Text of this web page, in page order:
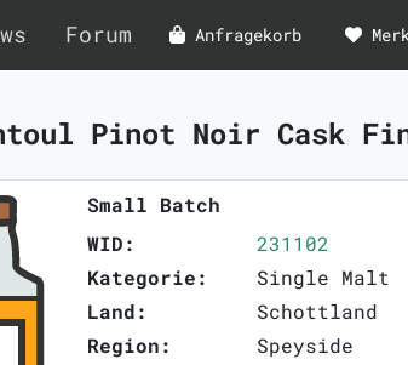
Forum Anfragekorb
Pinot Noir Cask
Small Batch
WID:
231102
Kategorie:
Single Malt
Land:
Schottland
Region:
Speyside